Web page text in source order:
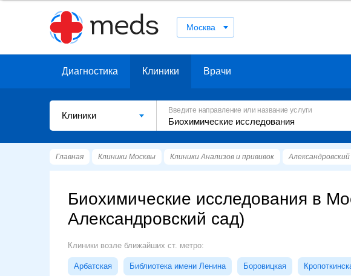
Москва
Диагностика Клиники Врачи
Клиники
Введите направление или название услуги
Главная Клиники Москвы Клиники Анализов и прививок Александровский
Биохимические исследования в
Александровский сад)
Клиники возле ближайших ст. метро:
Арбатская Библиотека имени Ленина Боровицкая